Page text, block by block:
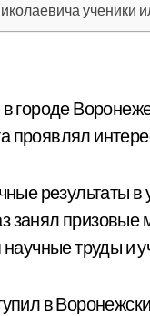
ученики
проявлял
результаты
занял
труды и
в